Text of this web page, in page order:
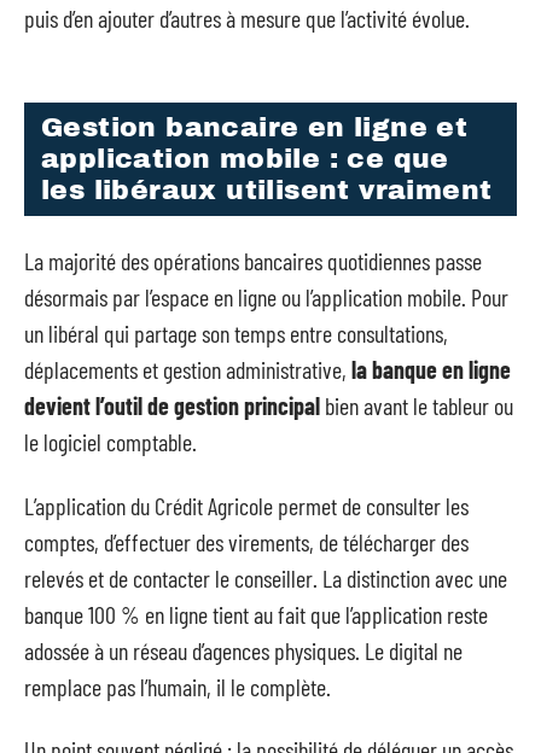
puis d’en ajouter d’autres à mesure que l’activité évolue.
Gestion bancaire en ligne et
application mobile : ce que
les libéraux utilisent vraiment
La majorité des opérations bancaires quotidiennes passe
désormais par l’espace en ligne ou l’application mobile. Pour
un libéral qui partage son temps entre consultations,
déplacements et gestion administrative, la banque en ligne
devient l’outil de gestion principal bien avant le tableur ou
le logiciel comptable.
L’application du Crédit Agricole permet de consulter les
comptes, d’effectuer des virements, de télécharger des
relevés et de contacter le conseiller. La distinction avec une
banque 100 % en ligne tient au fait que l’application reste
adossée à un réseau d’agences physiques. Le digital ne
remplace pas l’humain, il le complète.